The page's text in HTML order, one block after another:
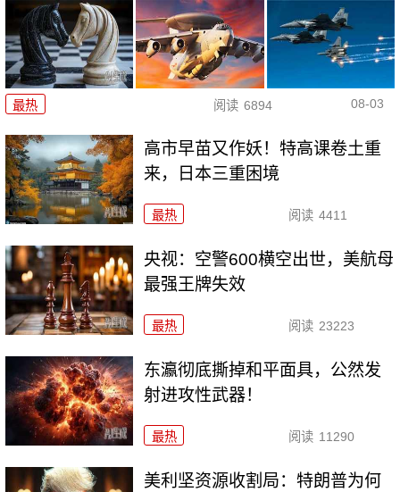
最热 阅读 6894 08-03
高市早苗又作妖！特高课卷土重
来，日本三重困境
最热 阅读 4411
央视：空警600横空出世，美航母
最强王牌失效
最热 阅读 23223
东瀛彻底撕掉和平面具，公然发
射进攻性武器！
最热 阅读 11290
美利坚资源收割局：特朗普为何